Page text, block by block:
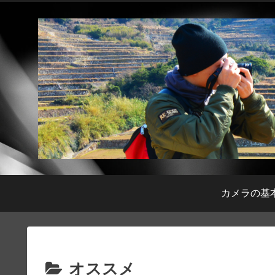
カメラの基
オススメ